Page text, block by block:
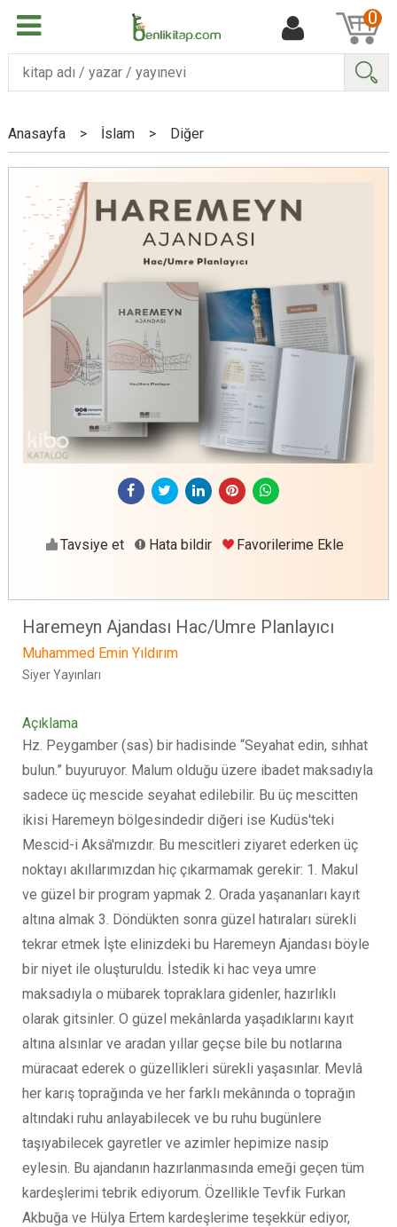
0
Anasayfa > İslam > Diğer
Tavsiye et Hata bildir Favorilerime Ekle
Haremeyn Ajandası Hac/Umre Planlayıcı
Muhammed Emin Yıldırım
Siyer Yayınları
Açıklama
Hz. Peygamber (sas) bir hadisinde “Seyahat edin, sıhhat
bulun.” buyuruyor. Malum olduğu üzere ibadet maksadıyla
sadece üç mescide seyahat edilebilir. Bu üç mescitten
ikisi Haremeyn bölgesindedir diğeri ise Kudüs'teki
Mescid-i Aksâ'mızdır. Bu mescitleri ziyaret ederken üç
noktayı akıllarımızdan hiç çıkarmamak gerekir: 1. Makul
ve güzel bir program yapmak 2. Orada yaşananları kayıt
altına almak 3. Döndükten sonra güzel hatıraları sürekli
tekrar etmek İşte elinizdeki bu Haremeyn Ajandası böyle
bir niyet ile oluşturuldu. İstedik ki hac veya umre
maksadıyla o mübarek topraklara gidenler, hazırlıklı
olarak gitsinler. O güzel mekânlarda yaşadıklarını kayıt
altına alsınlar ve aradan yıllar geçse bile bu notlarına
müracaat ederek o güzellikleri sürekli yaşasınlar. Mevlâ
her karış toprağında ve her farklı mekânında o toprağın
altındaki ruhu anlayabilecek ve bu ruhu bugünlere
taşıyabilecek gayretler ve azimler hepimize nasip
eylesin. Bu ajandanın hazırlanmasında emeği geçen tüm
kardeşlerimi tebrik ediyorum. Özellikle Tevfik Furkan
Akbuğa ve Hülya Ertem kardeşlerime teşekkür ediyor,